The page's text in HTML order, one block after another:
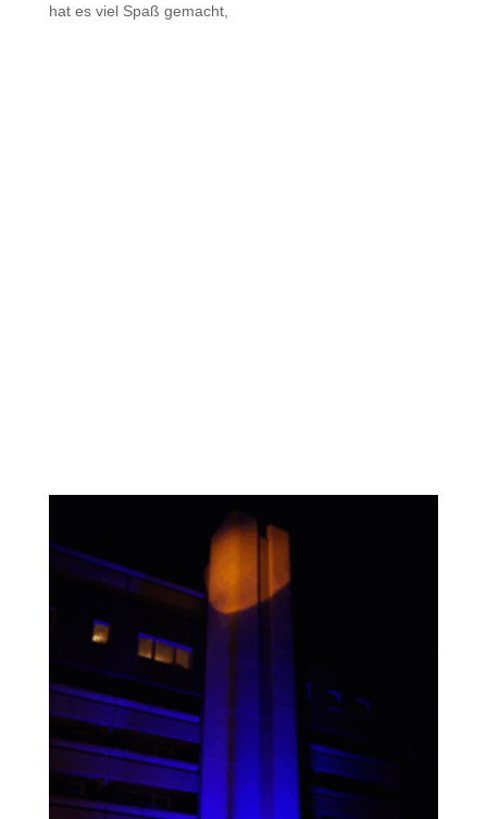
hat es viel Spaß gemacht,